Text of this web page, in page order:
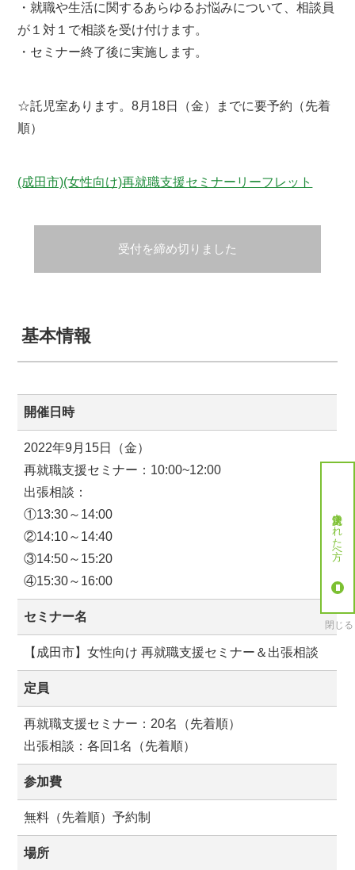
・就職や生活に関するあらゆるお悩みについて、相談員
が１対１で相談を受け付けます。
・セミナー終了後に実施します。
☆託児室あります。8月18日（金）までに要予約（先着
順）
(成田市)(女性向け)再就職支援セミナーリーフレット
受付を締め切りました
基本情報
開催日時
2022年9月15日（金）
再就職支援セミナー：10:00~12:00
出張相談：
①13:30～14:00
②14:10～14:40
③14:50～15:20
④15:30～16:00
セミナー名
【成田市】女性向け 再就職支援セミナー＆出張相談
定員
再就職支援セミナー：20名（先着順）
出張相談：各回1名（先着順）
参加費
無料（先着順）予約制
場所
就労決定された方へ
閉じる